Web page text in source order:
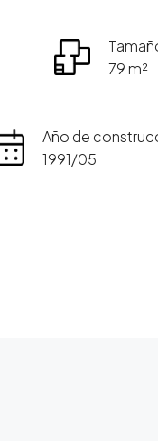
79 m²
Año de
1991/05